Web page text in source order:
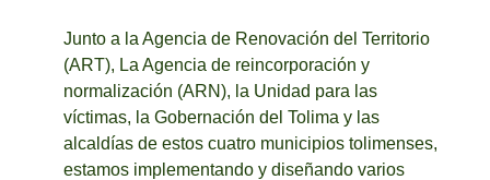
Junto a la Agencia de Renovación del Territorio
(ART), La Agencia de reincorporación y
normalización (ARN), la Unidad para las
víctimas, la Gobernación del Tolima y las
alcaldías de estos cuatro municipios tolimenses,
estamos implementando y diseñando varios